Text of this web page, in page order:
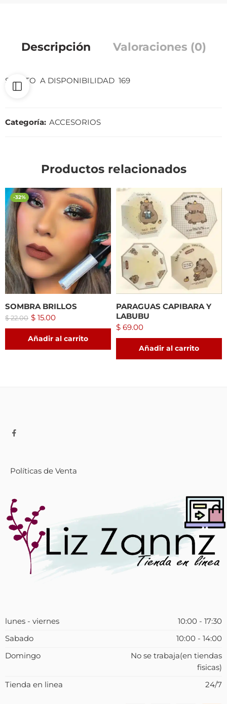
Descripción Valoraciones (0)
SUJETO A DISPONIBILIDAD 169
Categoría: ACCESORIOS
Productos relacionados
-32%
SOMBRA BRILLOS
$22.00 $ 15.00
Añadir al carrito
PARAGUAS CAPIBARA Y
LABUBU
$ 69.00
Añadir al carrito
Políticas de Venta
lunes - viernes
10:00 - 17:30
Sabado
10:00 - 14:00
Domingo
No se trabaja(en tiendas
fisicas)
Tienda en linea
24/7